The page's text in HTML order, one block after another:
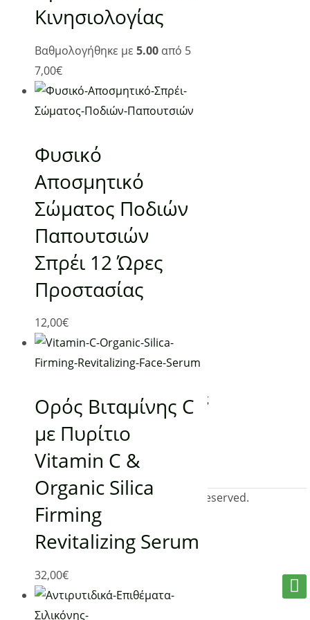
Κινησιολογίας
Βαθμολογήθηκε με 5.00 από 5
7,00€
Φυσικό
Αποσμητικό
Σώματος Ποδιών
Παπουτσιών
Σπρέι 12 Ώρες
Προστασίας
12,00€
Ορός Βιταμίνης C
με Πυρίτιο
Vitamin C &
Organic Silica
Firming
Revitalizing Serum
32,00€
Χρήσιμα
Αρχική
Ο λογαριασμός μου
Τρόποι αποστολής
Τρόποι πληρωμής
Όροι Χρήσης
Πολιτική απορρήτου & cookies
Επικοινωνία
Κατηγορίες
Υπέρυθρη Θέρμανση
Συσκευές Μασάζ – Ρεφλεξολογίας
@2019 www.planetgreen.gr. All rights reserved.